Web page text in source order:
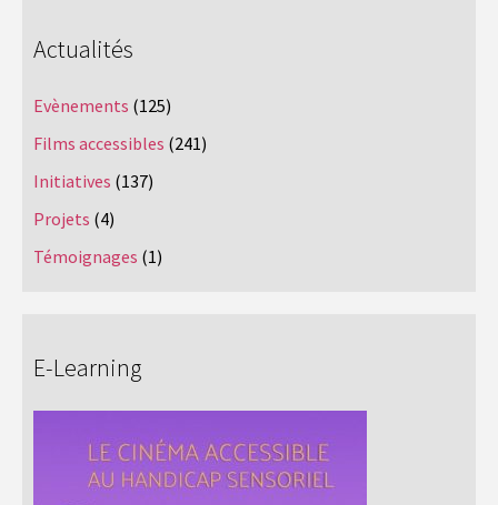
Actualités
Evènements (125)
Films accessibles (241)
Initiatives (137)
Projets (4)
Témoignages (1)
E-Learning